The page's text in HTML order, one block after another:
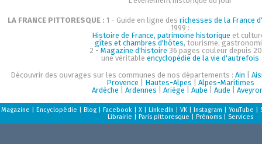
LA FRANCE PITTORESQUE : 1 - Guide en ligne des richesses de la France
1999 :
Histoire de France, patrimoine historique et
gîtes et chambres d'hôtes, tourisme,
2 - Magazine d'histoire 36 pages couleur depuis
une véritable encyclopédie de la vie d'autrefois
Découvrir des ouvrages sur les communes de nos départements : Ain
Provence
Hautes-Alpes
Alpes-Maritimes
Ardèche
Ardennes Ariège Aube Aude
Magazine Encyclopédie Blog| Facebook| X| LinkedIn VK| Instagram YouTube
Librairie
Paris pittoresque Prénoms| Services